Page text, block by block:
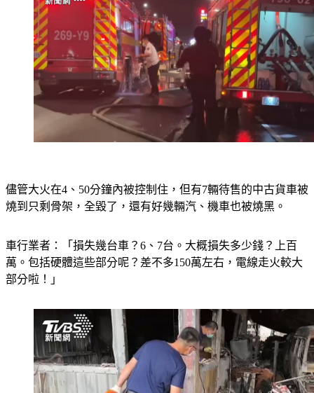
儘管大火在4、50分鐘內被控制住，但有7輛待售的中古貨車被
車行業者：「損失幾台車？6、7台。大概損失多少錢？上百
萬。包括硬體這些部分呢？差不多150萬左右，電線走火較大